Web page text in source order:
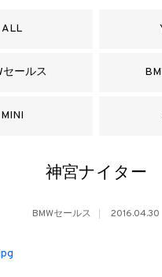
ALL
セールス
MINI
神宮ナイター
BMWセールス 2016.04.30